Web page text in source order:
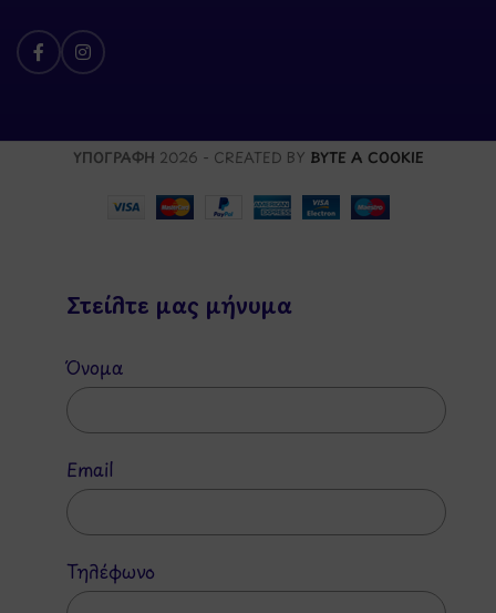
ΥΠΟΓΡΑΦΗ 2026 - CREATED BY BYTE A COOKIE
Στείλτε μας μήνυμα
Όνομα
Email
Τηλέφωνο